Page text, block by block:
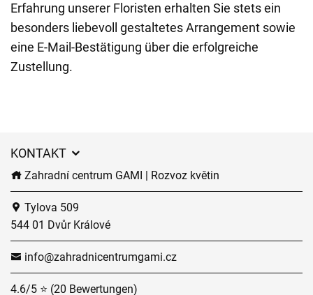
Erfahrung unserer Floristen erhalten Sie stets ein
besonders liebevoll gestaltetes Arrangement sowie
eine E-Mail-Bestätigung über die erfolgreiche
Zustellung.
KONTAKT
Zahradní centrum GAMI | Rozvoz květin
Tylova 509
544 01 Dvůr Králové
info@zahradnicentrumgami.cz
4.6/5 ⭐ (20 Bewertungen)